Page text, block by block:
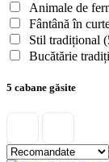
Animale de
Fântână în
Stil tradițional
Bucătărie
5 cabane găsite